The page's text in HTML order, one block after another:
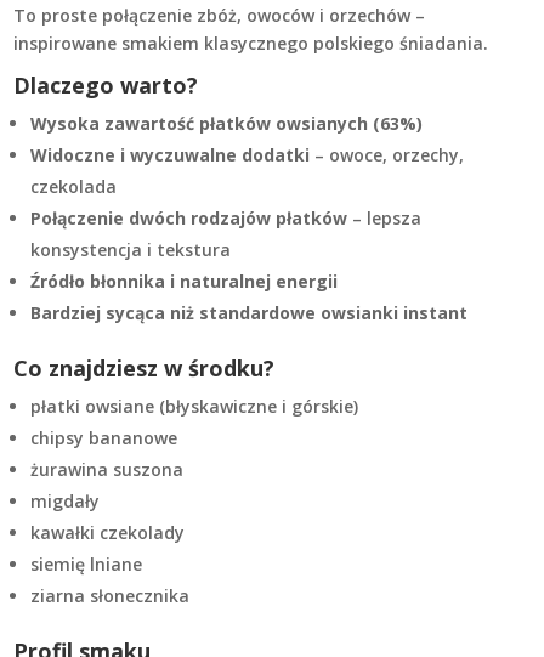
To proste połączenie zbóż, owoców i orzechów –
inspirowane smakiem klasycznego polskiego śniadania.
Dlaczego warto?
Wysoka zawartość płatków owsianych (63%)
Widoczne i wyczuwalne dodatki – owoce, orzechy,
czekolada
Połączenie dwóch rodzajów płatków – lepsza
konsystencja i tekstura
Źródło błonnika i naturalnej energii
Bardziej sycąca niż standardowe owsianki instant
Co znajdziesz w środku?
płatki owsiane (błyskawiczne i górskie)
chipsy bananowe
żurawina suszona
migdały
kawałki czekolady
siemię lniane
ziarna słonecznika